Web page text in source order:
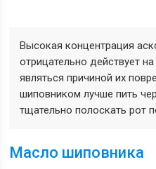
Высокая концентрация
отрицательно действует
являться причиной их
шиповником лучше пить
тщательно полоскать рот
Масло шиповника